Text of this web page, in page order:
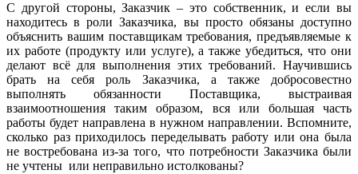
С другой стороны, Заказчик – это собственник, и если вы
находитесь в роли Заказчика, вы просто обязаны доступно
объяснить вашим поставщикам требования, предъявляемые к
их работе (продукту или услуге), а также убедиться, что они
делают всё для выполнения этих требований. Научившись
брать на себя роль Заказчика, а также добросовестно
выполнять обязанности Поставщика, выстраивая
взаимоотношения таким образом, вся или большая часть
работы будет направлена в нужном направлении. Вспомните,
сколько раз приходилось переделывать работу или она была
не востребована из-за того, что потребности Заказчика были
не учтены или неправильно истолкованы?